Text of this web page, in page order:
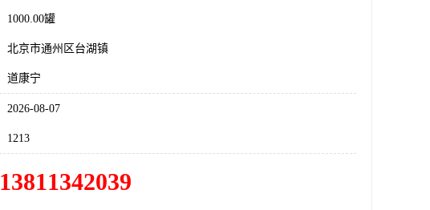
1000.00罐
北京市通州区台湖镇
道康宁
2026-08-07
1213
13811342039